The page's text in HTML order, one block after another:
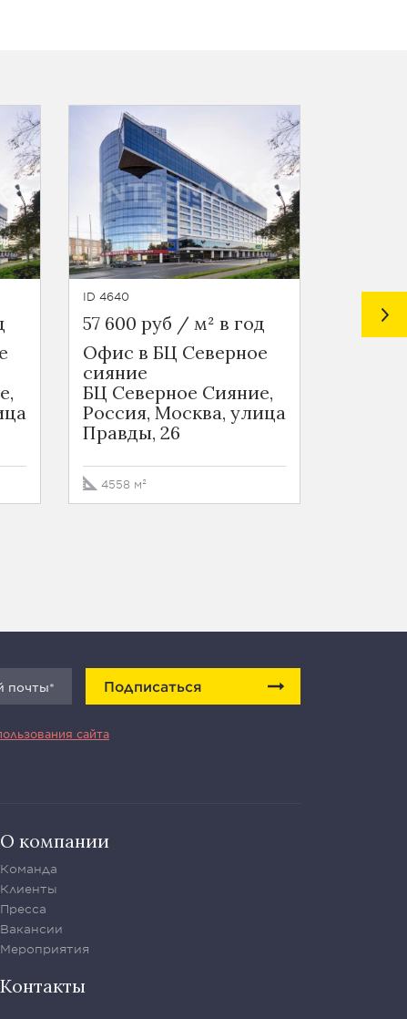
ID 4640
57 600 руб / м² в год
Офис в БЦ Северное
сияние
БЦ Северное Сияние,
Россия, Москва, улица
Правды, 26
4558 м²
ID 6982
64
Подписаться
сайта
О компании
Команда
Клиенты
Пресса
Вакансии
Мероприятия
Контакты